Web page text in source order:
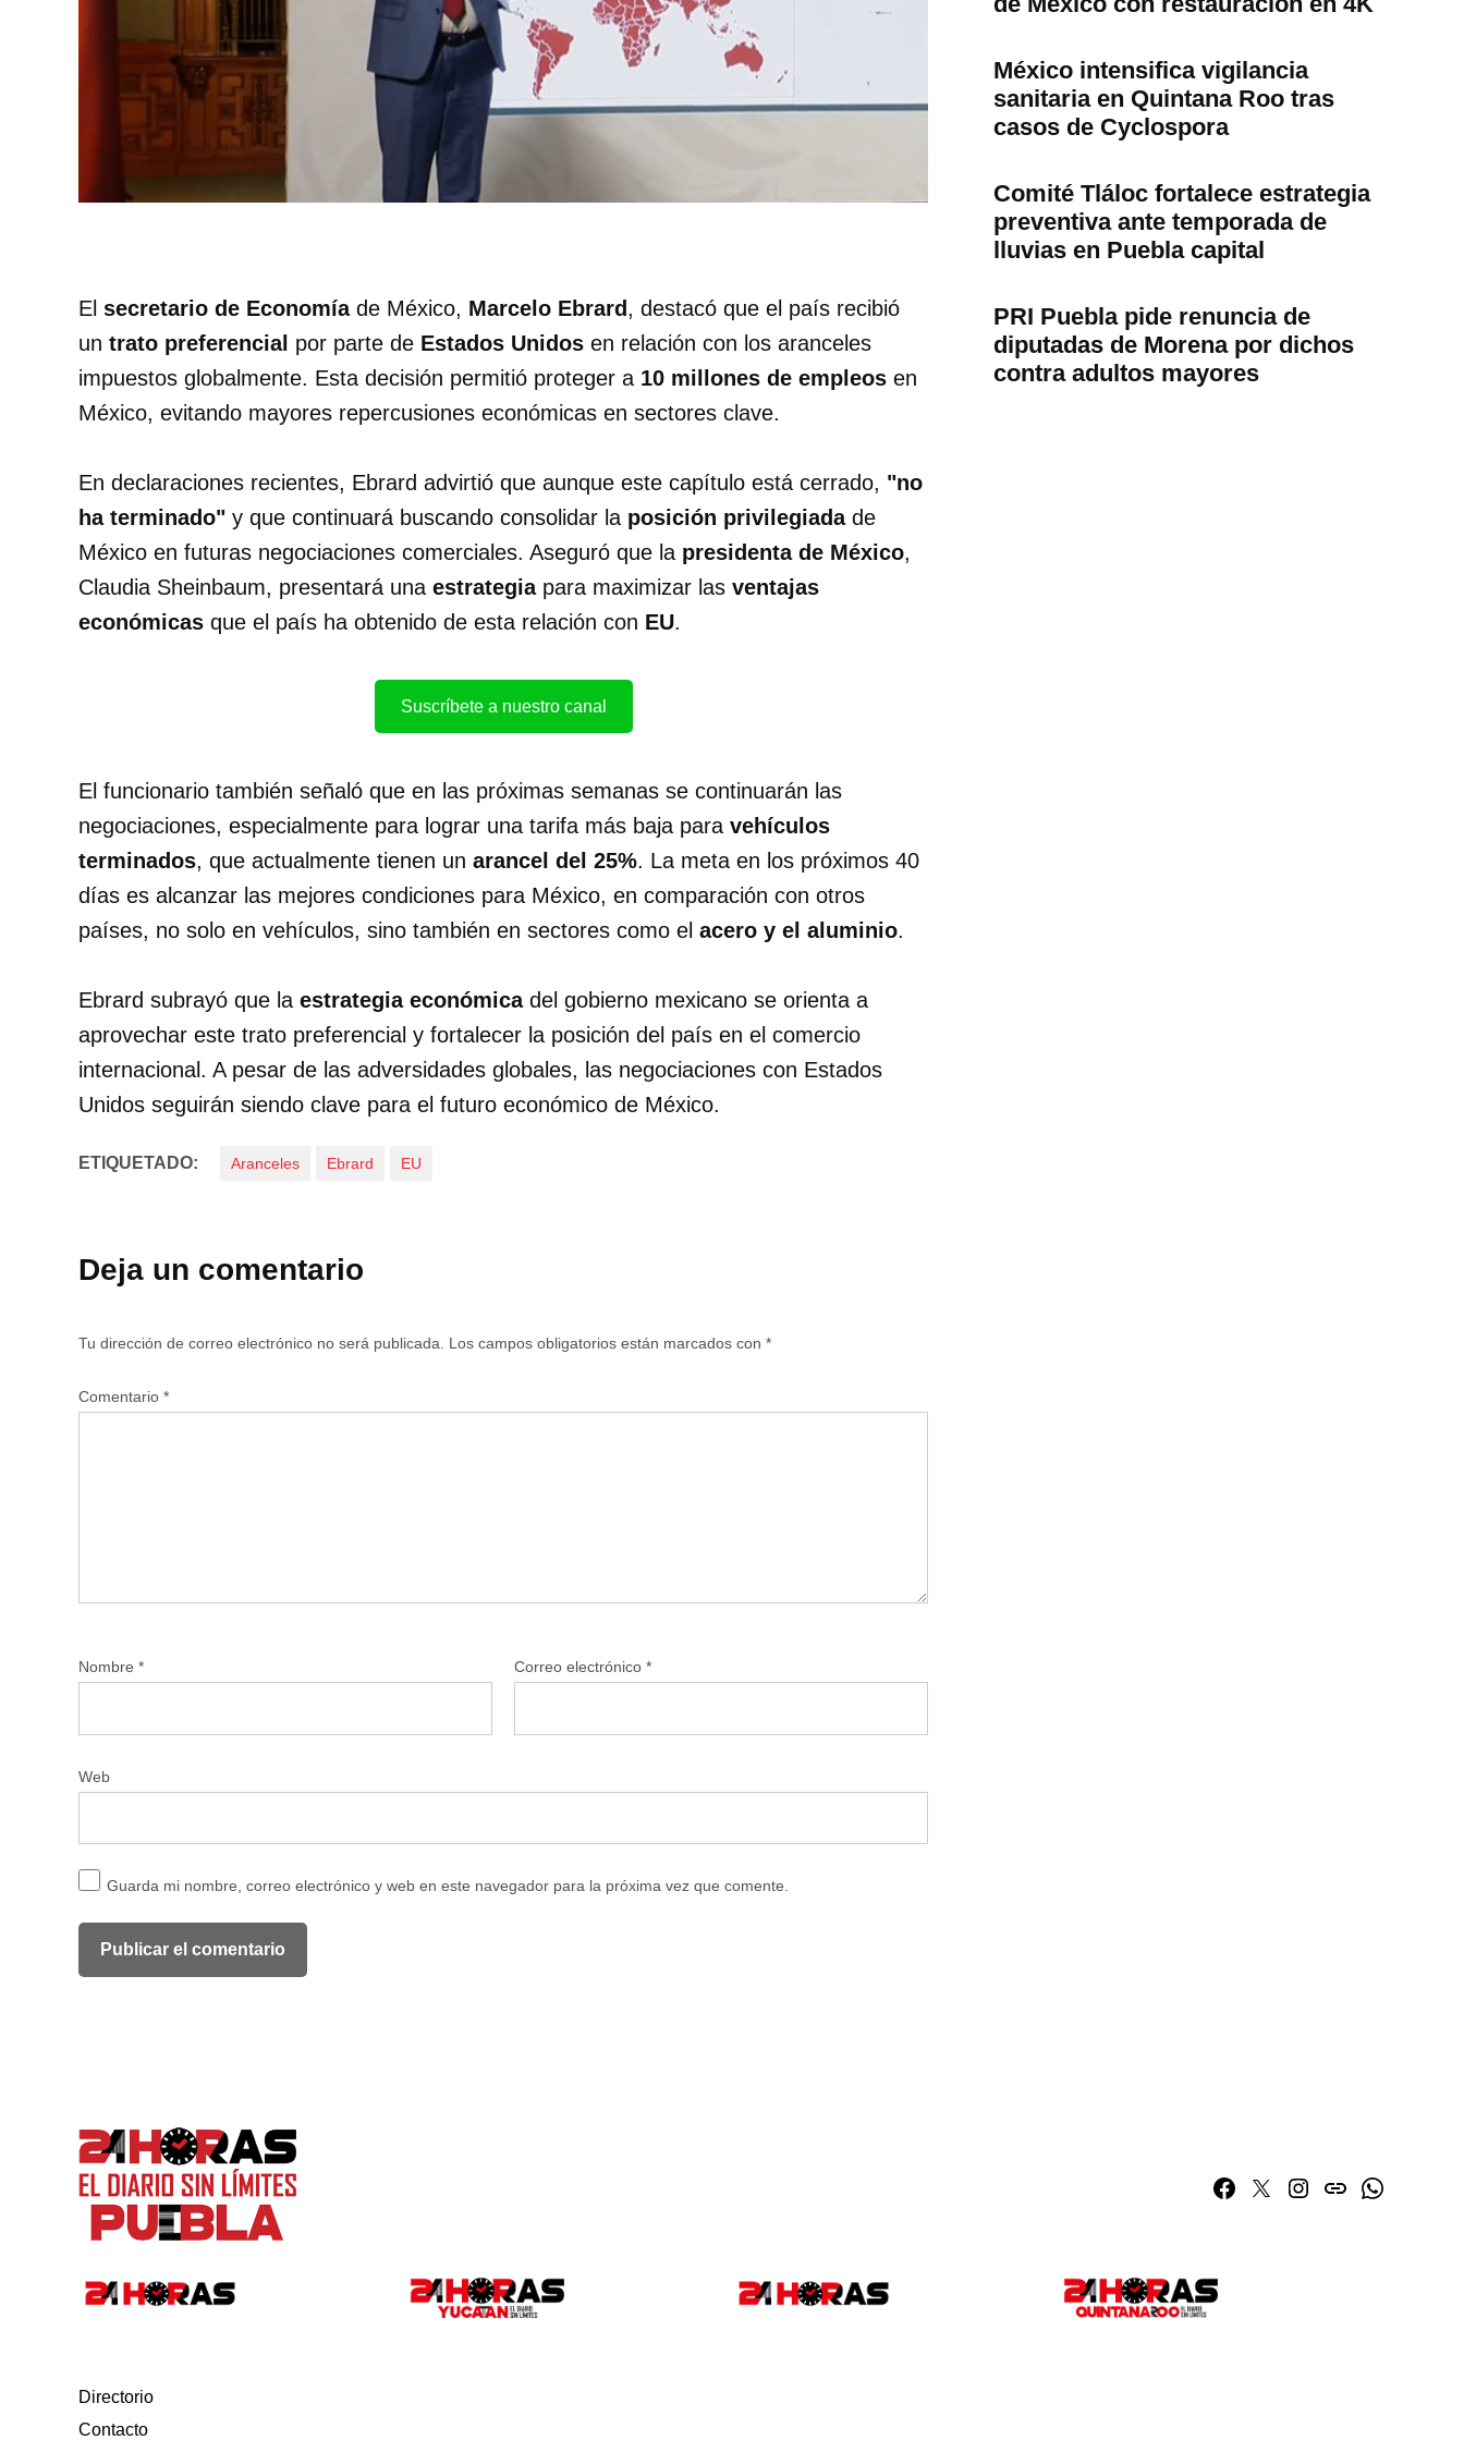
El secretario de Economíade México, Marcelo Ebrard , destacó que el país recibió
un trato preferencial por parte de Estados Unidos en relación con los aranceles
impuestos globalmente. Esta decisión permitió proteger a 10 millones de empleos en
México, evitando mayores repercusiones económicas en sectores clave.
En declaraciones recientes, Ebrard advirtió que aunque este capítulo está cerrado, "no
ha terminado" y que continuará buscando consolidar la posición privilegiadade
México en futuras negociaciones comerciales. Aseguró que la presidenta de México,
Claudia Sheinbaum, presentará una estrategiapara maximizar las ventajas
económicas que el país ha obtenido de esta relación con EU.
Suscríbete a nuestro canal
El funcionario también señaló que en las próximas semanas se continuarán las
negociaciones, especialmente para lograr una tarifa más baja para vehículos
terminados, que actualmente tienen un arancel del 25%. La meta en los próximos 40
días es alcanzar las mejores condiciones para México, en comparación con otros
países, no solo en vehículos, sino también en sectores como el acero y el aluminio.
Ebrard subrayó que la estrategia económicadel gobierno mexicano se orienta a
aprovechar este trato preferencial y fortalecer la posición del país en el comercio
internacional. A pesar de las adversidades globales, las negociaciones con Estados
Unidos seguirán siendo clave para el futuro económico de México.
ETIQUETADO: Aranceles Ebrard EU
Deja un comentario
Tu dirección de correo electrónico no será publicada. Los campos obligatorios están marcados con *
Comentario *
Nombre * Correo electrónico *
Web
Guarda mi nombre, correo electrónico y web en este navegador para la próxima vez que comente.
México intensifica vigilancia
sanitaria en Quintana Roo tras
casos de Cyclospora
Comité Tláloc fortalece estrategia
preventiva ante temporada de
lluvias en Puebla capital
PRI Puebla pide renuncia de
diputadas de Morena por dichos
contra adultos mayores
Facebook
TwitterInstagram
issuuWhatsapp
Directorio
Contacto